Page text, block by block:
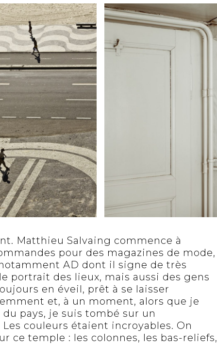
Matthieu Salvaing commence à
pour des magazines de mode,
AD dont il signe de très
portrait des lieux, mais aussi des gens
en éveil, prêt à se laisser
et, à un moment, alors que je
pays, je suis tombé sur un
couleurs étaient incroyables. On
ce temple : les colonnes, les bas-reliefs,